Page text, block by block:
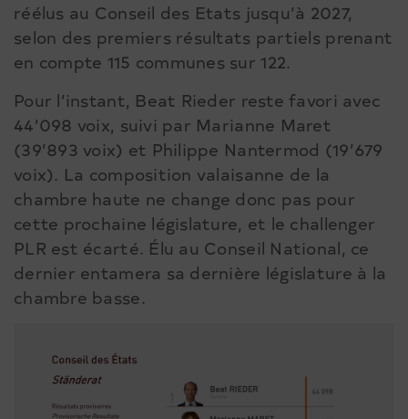
réélus au Conseil des Etats jusqu’à 2027,
selon des premiers résultats partiels prenant
en compte 115 communes sur 122.
Pour l’instant, Beat Rieder reste favori avec
44’098 voix, suivi par Marianne Maret
(39’893 voix) et Philippe Nantermod (19’679
voix). La composition valaisanne de la
chambre haute ne change donc pas pour
cette prochaine législature, et le challenger
PLR est écarté. Élu au Conseil National, ce
dernier entamera sa dernière législature à la
chambre basse.